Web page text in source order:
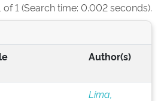
of 1 (Search time: 0.002 seconds).
Author(s)
Lima,